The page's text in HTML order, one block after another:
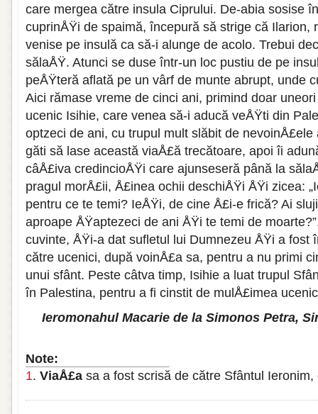
care mergea către insula Ciprului. De-abia sosise
cuprinÅŸi de spaimă, începură să strige că Ilarion,
venise pe insulă ca să-i alunge de acolo. Trebui
sălaÅŸ. Atunci se duse într-un loc pustiu de pe
peÅŸteră aflată pe un vârf de munte abrupt, unde
Aici rămase vreme de cinci ani, primind doar
ucenic Isihie, care venea să-i aducă veÅŸti din
optzeci de ani, cu trupul mult slăbit de
găti să lase această viaÅ£ă trecătoare, apoi îi
câÅ£iva credincioÅŸi care ajunseseră până la
pragul morÅ£ii, Å£inea ochii deschiÅŸi ÅŸi zicea:
pentru ce te temi? IeÅŸi, de cine Å£i-e frică? Ai
aproape ÅŸaptezeci de ani ÅŸi te temi de
cuvinte, ÅŸi-a dat sufletul lui Dumnezeu ÅŸi a fost
către ucenici, după voinÅ£a sa, pentru a nu primi
unui sfânt. Peste câtva timp, Isihie a luat trupul
în Palestina, pentru a fi cinstit de mulÅ£imea
Ieromonahul Macarie de la Simonos Petra,
Note:
1. ViaÅ£a sa a fost scrisă de către Sfântul Ieronim,